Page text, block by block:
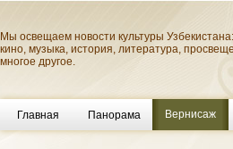
Мы освещаем новости культуры
кино, музыка, история, литература,
многое другое.
Главная Панорама Вернисаж